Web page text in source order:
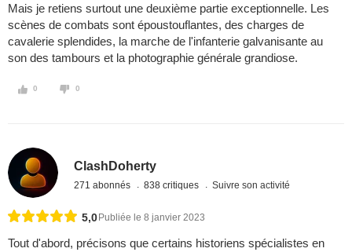
Mais je retiens surtout une deuxième partie exceptionnelle. Les
scènes de combats sont époustouflantes, des charges de
cavalerie splendides, la marche de l'infanterie galvanisante au
son des tambours et la photographie générale grandiose.
0 0
ClashDoherty
271 abonnés 838 critiques Suivre son activité
5,0 Publiée le 8 janvier 2023
Tout d'abord, précisons que certains historiens spécialistes en